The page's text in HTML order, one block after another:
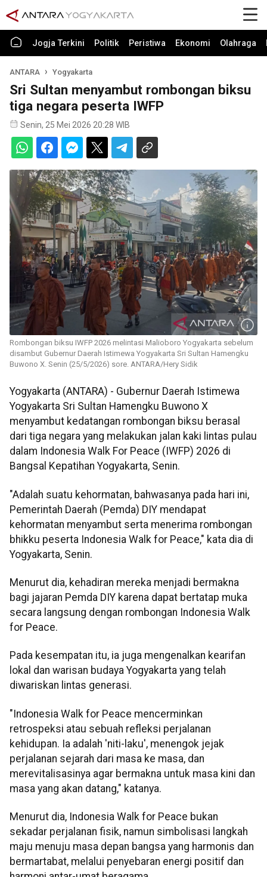
Jogja Terkini Politik Peristiwa Ekonomi Olahraga
ANTARA Yogyakarta
Sri Sultan menyambut rombongan biksu
tiga negara peserta IWFP
Senin, 25 Mei 2026 20:28 WIB
Rombongan biksu IWFP 2026 melintasi Malioboro Yogyakarta sebelum
disambut Gubernur Daerah Istimewa Yogyakarta Sri Sultan Hamengku
Buwono X. Senin (25/5/2026) sore. ANTARA/Hery Sidik
Yogyakarta (ANTARA) - Gubernur Daerah Istimewa
Yogyakarta Sri Sultan Hamengku Buwono X
menyambut kedatangan rombongan biksu berasal
dari tiga negara yang melakukan jalan kaki lintas pulau
dalam Indonesia Walk For Peace (IWFP) 2026 di
Bangsal Kepatihan Yogyakarta, Senin.
"Adalah suatu kehormatan, bahwasanya pada hari ini,
Pemerintah Daerah (Pemda) DIY mendapat
kehormatan menyambut serta menerima rombongan
bhikku peserta Indonesia Walk for Peace," kata dia di
Yogyakarta, Senin.
Menurut dia, kehadiran mereka menjadi bermakna
bagi jajaran Pemda DIY karena dapat bertatap muka
secara langsung dengan rombongan Indonesia Walk
for Peace.
Pada kesempatan itu, ia juga mengenalkan kearifan
lokal dan warisan budaya Yogyakarta yang telah
diwariskan lintas generasi.
"Indonesia Walk for Peace mencerminkan
retrospeksi atau sebuah refleksi perjalanan
kehidupan. Ia adalah 'niti-laku', menengok jejak
perjalanan sejarah dari masa ke masa, dan
merevitalisasinya agar bermakna untuk masa kini dan
masa yang akan datang," katanya.
Menurut dia, Indonesia Walk for Peace bukan
sekadar perjalanan fisik, namun simbolisasi langkah
maju menuju masa depan bangsa yang harmonis dan
bermartabat, melalui penyebaran energi positif dan